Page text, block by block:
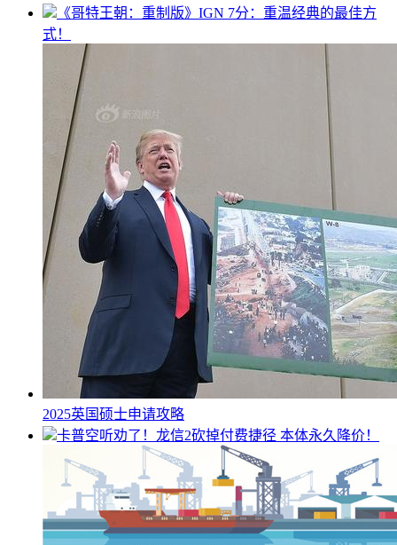
《哥特王朝：重制版》IGN 7分：重温经典的最佳方
式！
2025英国硕士申请攻略
卡普空听劝了！龙信2砍掉付费捷径 本体永久降价！